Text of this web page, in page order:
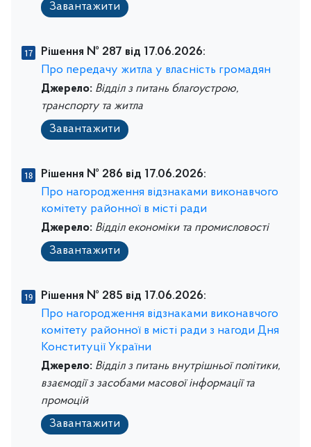
Завантажити
Рішення № 287 від 17.06.2026:
Про передачу житла у власність громадян
Джерело: Відділ з питань благоустрою,
транспорту та житла
Завантажити
Рішення № 286 від 17.06.2026:
Про нагородження відзнаками виконавчого
комітету районної в місті ради
Джерело: Відділ економіки та промисловості
Завантажити
Рішення № 285 від 17.06.2026:
Про нагородження відзнаками виконавчого
комітету районної в місті ради з нагоди Дня
Конституції України
Джерело: Відділ з питань внутрішньої політики,
взаємодії з засобами масової інформації та
промоцій
Завантажити